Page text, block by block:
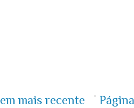
mais recente